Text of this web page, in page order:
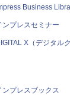
Business
ンプレスセミナー
X（デジタル
ンプレスブックス